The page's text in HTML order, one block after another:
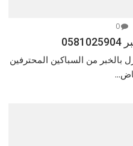
0
من السباكين المحترفين